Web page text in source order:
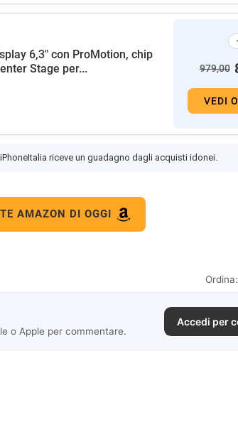
6,3" con ProMotion, chip
Stage per...
979,00
VEDI
riceve un guadagno dagli acquisti idonei.
AMAZON DI OGGI
Ordina:
o Apple per commentare.
Accedi per